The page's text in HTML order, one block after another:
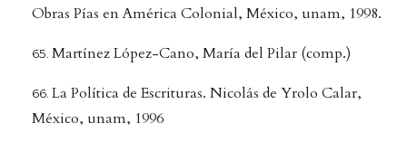
Obras Pías en América Colonial, México, unam, 1998.
Martínez López-Cano, María del Pilar (comp.)
La Política de Escrituras. Nicolás de Yrolo Calar,
México, unam, 1996